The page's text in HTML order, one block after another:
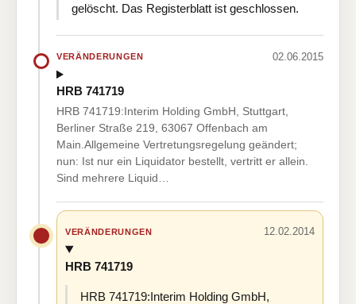
gelöscht. Das Registerblatt ist geschlossen.
VERÄNDERUNGEN 02.06.2015
HRB 741719
HRB 741719:Interim Holding GmbH, Stuttgart,
Berliner Straße 219, 63067 Offenbach am
Main.Allgemeine Vertretungsregelung geändert;
nun: Ist nur ein Liquidator bestellt, vertritt er allein.
Sind mehrere Liquid…
VERÄNDERUNGEN 12.02.2014
HRB 741719
HRB 741719:Interim Holding GmbH,